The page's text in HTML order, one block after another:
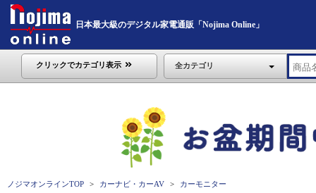
日本最大級のデジタル家電通販「Nojima Online」
クリックでカテゴリ表示 全カテゴリ
ノジマオンラインTOP カーナビ・カーAV カーモニター